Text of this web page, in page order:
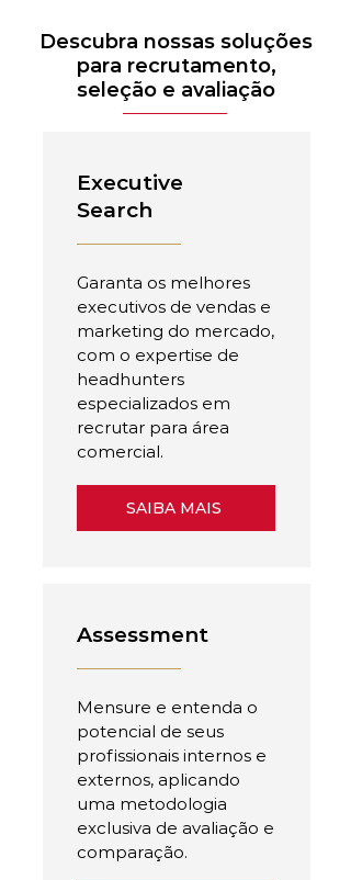
Descubra nossas soluções
para recrutamento,
seleção e avaliação
Executive
Search
Garanta os melhores
executivos de vendas e
marketing do mercado,
com o expertise de
headhunters
especializados em
recrutar para área
comercial.
SAIBA MAIS
Assessment
Mensure e entenda o
potencial de seus
profissionais internos e
externos, aplicando
uma metodologia
exclusiva de avaliação e
comparação.